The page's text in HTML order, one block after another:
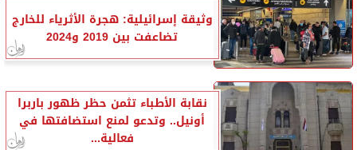
وثيقة إسرائيلية: هجرة الأثرياء للخارج
تضاعفت بين 2019 و2024
نقابة الأطباء تثمن حظر ظهور باربرا
أونيل.. وتدعو لمنع استضافتها في
فعالية...